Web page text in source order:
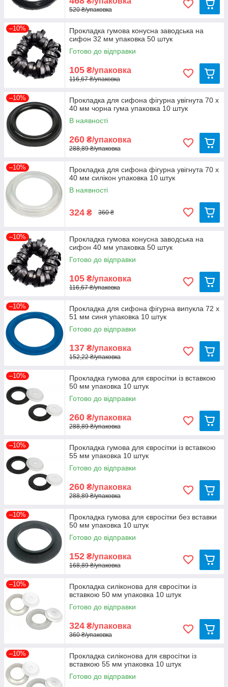
520 ₴/упаковка
–10%
Прокладка гумова конусна заводська на
сифон 32 мм упаковка 50 штук
Готово до відправки
105 ₴/упаковка
116,67 ₴/упаковка
–10%
Прокладка для сифона фігурна увігнута 70 х
40 мм чорна гума упаковка 10 штук
В наявності
260 ₴/упаковка
288,89 ₴/упаковка
–10%
Прокладка для сифона фігурна увігнута 70 х
40 мм силікон упаковка 10 штук
В наявності
324 ₴ 360 ₴
–10%
Прокладка гумова конусна заводська на
сифон 40 мм упаковка 50 штук
Готово до відправки
105 ₴/упаковка
116,67 ₴/упаковка
–10%
Прокладка для сифона фігурна випукла 72 х
51 мм синя упаковка 10 штук
Готово до відправки
137 ₴/упаковка
152,22 ₴/упаковка
–10%
Прокладка гумова для євросітки із вставкою
50 мм упаковка 10 штук
Готово до відправки
260 ₴/упаковка
288,89 ₴/упаковка
–10%
Прокладка гумова для євросітки із вставкою
55 мм упаковка 10 штук
Готово до відправки
260 ₴/упаковка
288,89 ₴/упаковка
–10%
Прокладка гумова для євросітки без вставки
50 мм упаковка 10 штук
Готово до відправки
152 ₴/упаковка
168,89 ₴/упаковка
–10%
Прокладка силіконова для євросітки із
вставкою 50 мм упаковка 10 штук
Готово до відправки
324 ₴/упаковка
360 ₴/упаковка
–10%
Прокладка силіконова для євросітки із
вставкою 55 мм упаковка 10 штук
Готово до відправки